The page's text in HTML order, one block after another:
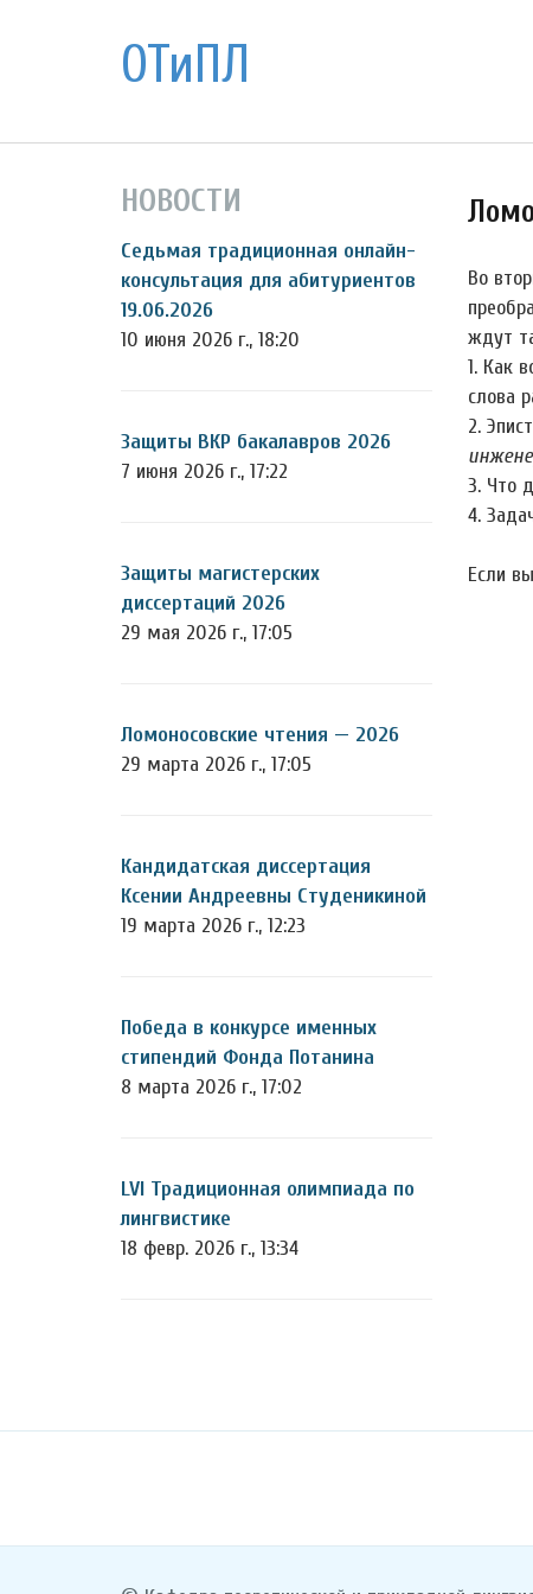
ОТиПЛ
НОВОСТИ
Седьмая традиционная онлайн-
консультация для абитуриентов
19.06.2026
10 июня 2026 г., 18:20
Защиты ВКР бакалавров 2026
7 июня 2026 г., 17:22
Защиты магистерских
диссертаций 2026
29 мая 2026 г., 17:05
Ломоносовские чтения — 2026
29 марта 2026 г., 17:05
Кандидатская диссертация
Ксении Андреевны Студеникиной
19 марта 2026 г., 12:23
Победа в конкурсе именных
стипендий Фонда Потанина
8 марта 2026 г., 17:02
LVI Традиционная олимпиада по
лингвистике
18 февр. 2026 г., 13:34
Во
ждут
1. Как
слова
2.
3. Что
4.
Если